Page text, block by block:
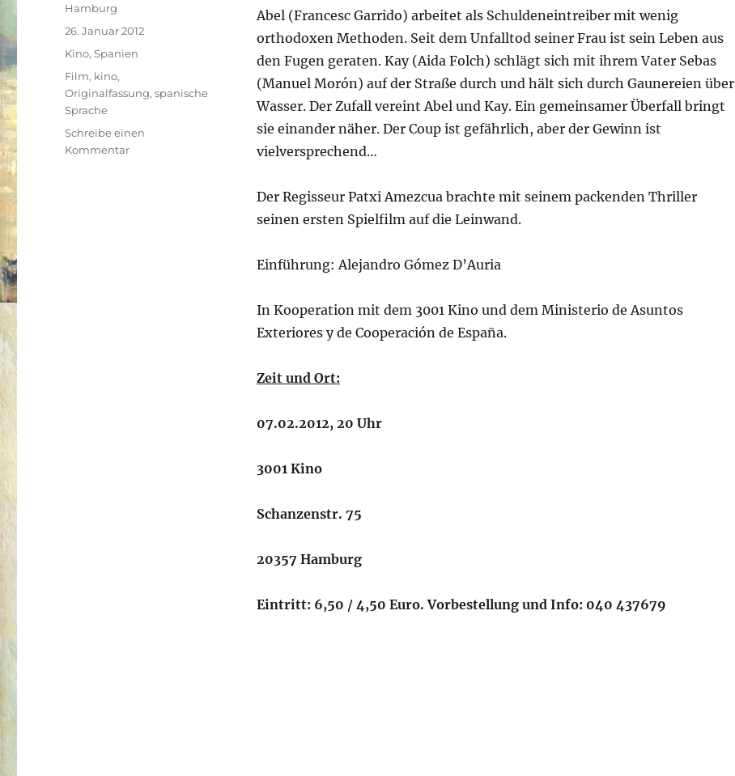
Abel (Francesc Garrido) arbeitet als Schuldeneintreiber mit wenig
orthodoxen Methoden. Seit dem Unfalltod seiner Frau ist sein Leben aus
den Fugen geraten. Kay (Aida Folch) schlägt sich mit ihrem Vater Sebas
(Manuel Morón) auf der Straße durch und hält sich durch Gaunereien über
Wasser. Der Zufall vereint Abel und Kay. Ein gemeinsamer Überfall bringt
sie einander näher. Der Coup ist gefährlich, aber der Gewinn ist
vielversprechend…
Der Regisseur Patxi Amezcua brachte mit seinem packenden Thriller
seinen ersten Spielfilm auf die Leinwand.
Einführung: Alejandro Gómez D’Auria
In Kooperation mit dem 3001 Kino und dem Ministerio de Asuntos
Exteriores y de Cooperación de España.
Zeit und Ort:
07.02.2012, 20 Uhr
3001 Kino
Schanzenstr. 75
20357 Hamburg
Eintritt: 6,50 / 4,50 Euro. Vorbestellung und Info: 040 437679
Hamburg
Veröffentlicht
am
26. Januar 2012
Kategorien
Kino,Spanien
Schlagwörter
Film, kino,
Originalfassung,spanische
Sprache
Schreibe einen
Kommentarzu